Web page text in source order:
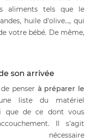
aliments tels que le
huile d'olive…, qui
votre bébé. De même,
son arrivée
penser à préparer le
liste du matériel
que de ce dont vous
Il s'agit
nécessaire